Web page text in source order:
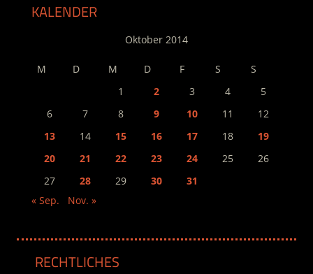
KALENDER
Oktober 2014
M D M D F S
S
1
2 3 4
5
6
7 8 9 10 11
12
13
14 15 16 17 18
19
20
21 22 23 24 25
26
27
28 29 30
31
« Sep.
Nov. »
RECHTLICHES